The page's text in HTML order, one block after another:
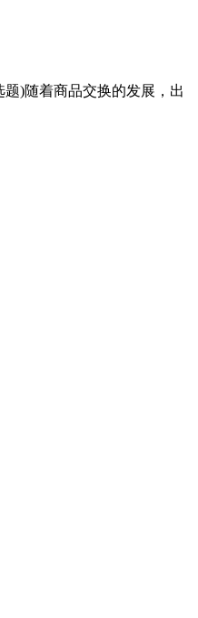
)随着商品交换的发展，出